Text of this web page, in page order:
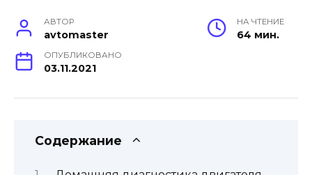
АВТОР
avtomaster
НА ЧТЕНИЕ
64 мин.
ОПУБЛИКОВАНО
03.11.2021
Содержание